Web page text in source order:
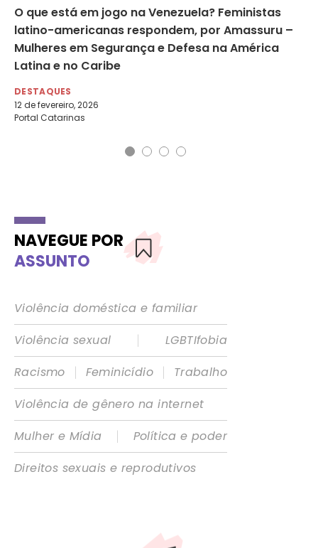
O que está em jogo na Venezuela? Feministas
latino-americanas respondem, por Amassuru –
Mulheres em Segurança e Defesa na América
Latina e no Caribe
DESTAQUES
12 de fevereiro, 2026
Portal Catarinas
NAVEGUE POR
ASSUNTO
Violência doméstica e familiar
Violência sexual
|
LGBTIfobia
Racismo
| Feminicídio |
Trabalho
Violência de gênero na internet
Mulher e Mídia
|
Política e poder
Direitos sexuais e reprodutivos